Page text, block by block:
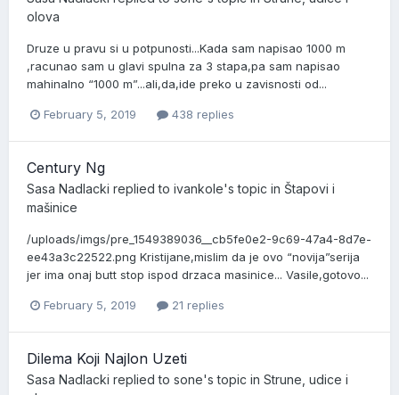
olova
Druze u pravu si u potpunosti...Kada sam napisao 1000 m
,racunao sam u glavi spulna za 3 stapa,pa sam napisao
mahinalno “1000 m”...ali,da,ide preko u zavisnosti od...
February 5, 2019 438 replies
Century Ng
Sasa Nadlacki replied to ivankole's topic in Štapovi i
mašinice
/uploads/imgs/pre_1549389036__cb5fe0e2-9c69-47a4-8d7e-
ee43a3c22522.png Kristijane,mislim da je ovo “novija”serija
jer ima onaj butt stop ispod drzaca masinice... Vasile,gotovo...
February 5, 2019 21 replies
Dilema Koji Najlon Uzeti
Sasa Nadlacki replied to sone's topic in Strune, udice i